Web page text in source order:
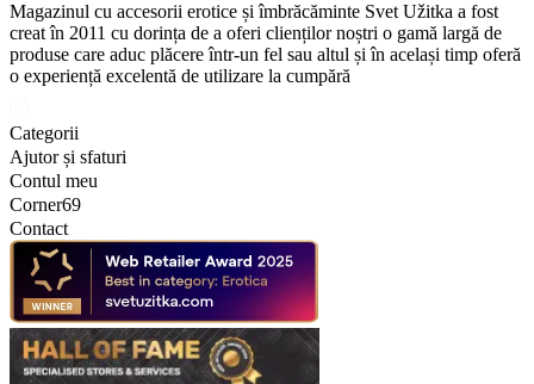
Magazinul cu accesorii erotice și îmbrăcăminte Svet Užitka a fost
creat în 2011 cu dorința de a oferi clienților noștri o gamă largă de
produse care aduc plăcere într-un fel sau altul și în același timp oferă
o experiență excelentă de utilizare la cumpără
Categorii
Ajutor și sfaturi
Contul meu
Corner69
Contact